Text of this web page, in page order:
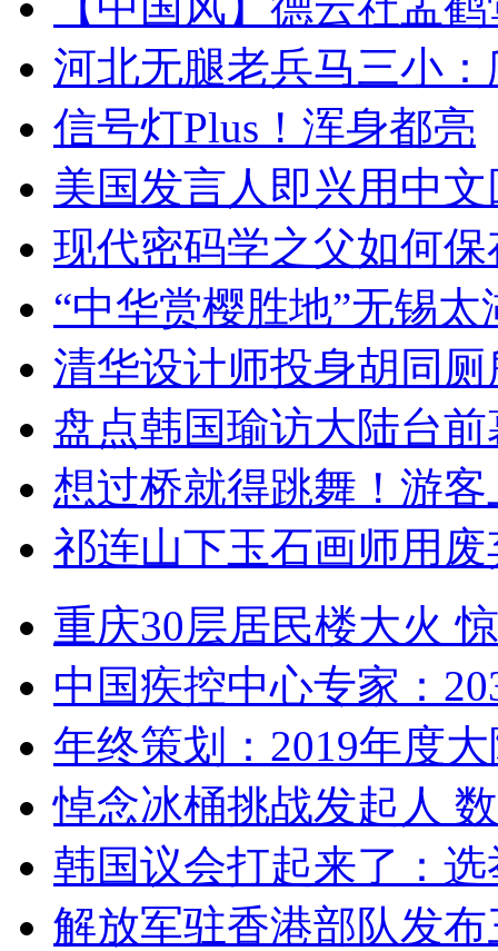
河北无腿老兵马三小
信号灯Plus！浑身都亮
美国发言人即兴用中
现代密码学之父如何
“中华赏樱胜地”无锡
清华设计师投身胡同
盘点韩国瑜访大陆台
想过桥就得跳舞！游客
祁连山下玉石画师用
重庆30层居民楼大火
中国疾控中心专家：
年终策划：2019年度
悼念冰桶挑战发起人
韩国议会打起来了：
解放军驻香港部队发